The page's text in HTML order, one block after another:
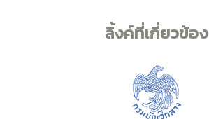
ลิ้งค์ที่เกี่ยวข้อง